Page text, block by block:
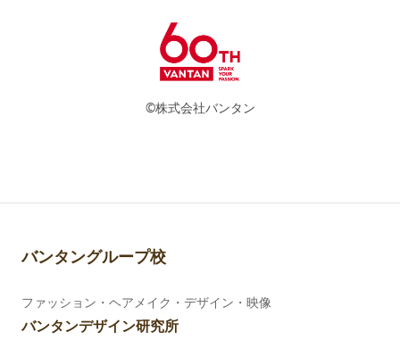
©株式会社バンタン
バンタングループ校
ファッション・ヘアメイク・デザイン・映像
バンタンデザイン研究所